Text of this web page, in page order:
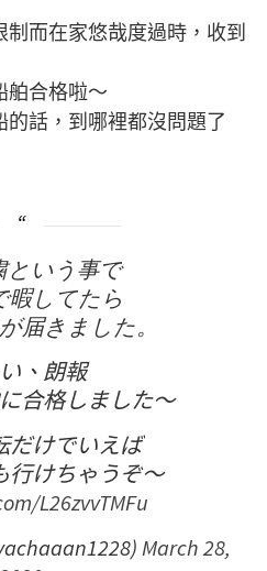
而在家悠哉度過時，收到
舶合格啦～
話，到哪裡都沒問題了
という事で
暇してたら
届きました。
、朗報
合格しました〜
だけでいえば
行けちゃうぞ〜
L26zvvTMFu
March 28,